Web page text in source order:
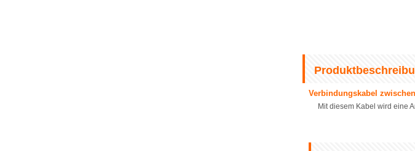
Verbindungskabel
Mit diesem Kabel wird eine